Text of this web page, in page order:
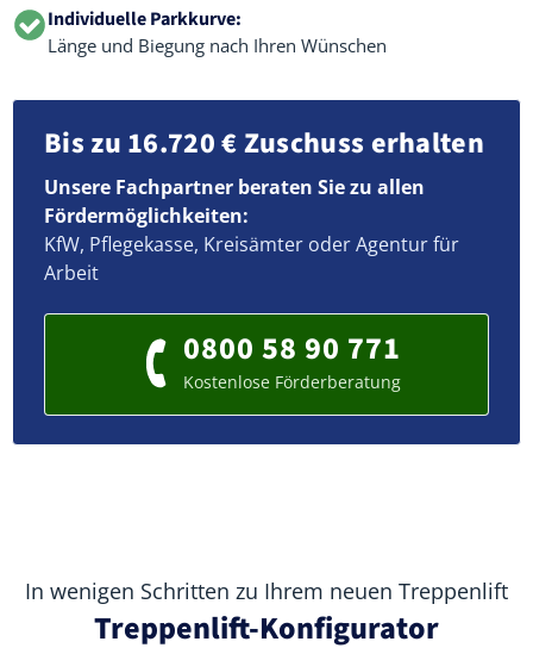
Individuelle Parkkurve:
Länge und Biegung nach Ihren Wünschen
Bis zu 16.720 € Zuschuss erhalten
Unsere Fachpartner beraten Sie zu allen
Fördermöglichkeiten:
KfW, Pflegekasse, Kreisämter oder Agentur für
Arbeit
0800 58 90 771
Kostenlose Förderberatung
In wenigen Schritten zu Ihrem neuen Treppenlift
Treppenlift-Konfigurator